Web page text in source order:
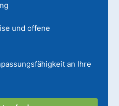
und offene
an Ihre